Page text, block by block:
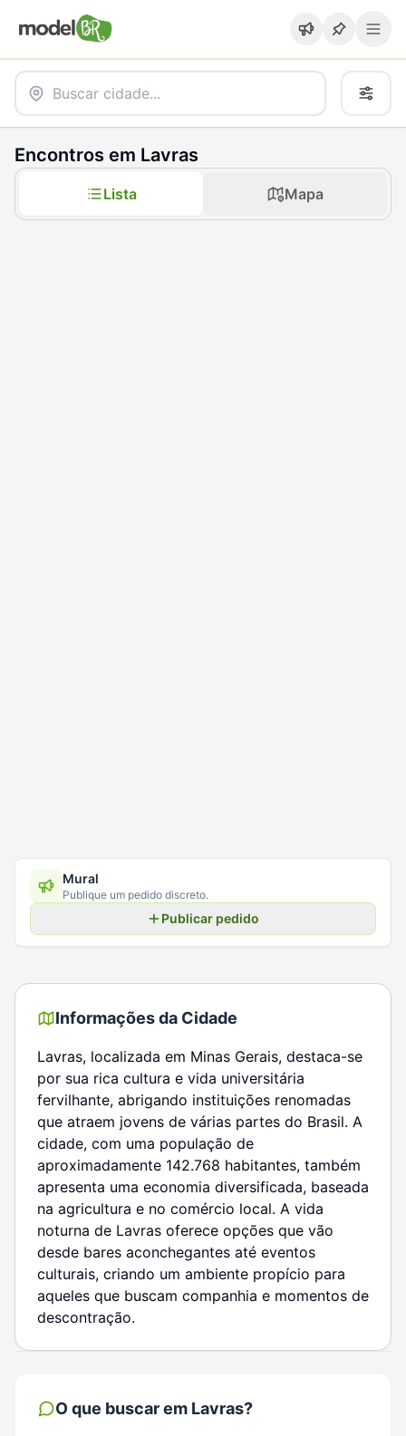
Encontros em Lavras
Lista Mapa
Mural
Publique um pedido discreto.
Publicar pedido
Informações da Cidade
Lavras, localizada em Minas Gerais, destaca-se
por sua rica cultura e vida universitária
fervilhante, abrigando instituições renomadas
que atraem jovens de várias partes do Brasil. A
cidade, com uma população de
aproximadamente 142.768 habitantes, também
apresenta uma economia diversificada, baseada
na agricultura e no comércio local. A vida
noturna de Lavras oferece opções que vão
desde bares aconchegantes até eventos
culturais, criando um ambiente propício para
aqueles que buscam companhia e momentos de
descontração.
O que buscar em Lavras?